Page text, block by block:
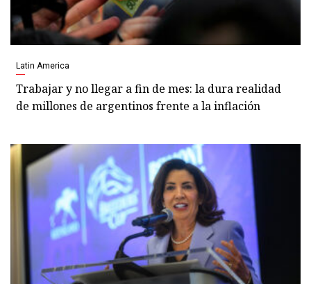
Latin America
Trabajar y no llegar a fin de mes: la dura realidad
de millones de argentinos frente a la inflación